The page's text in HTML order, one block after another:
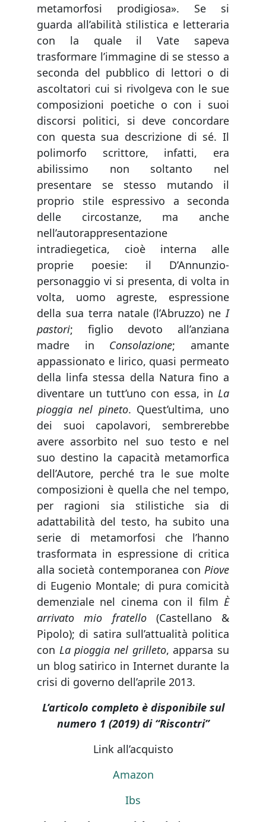
metamorfosi prodigiosa». Se si
guarda all’abilità stilistica e letteraria
con la quale il Vate sapeva
trasformare l’immagine di se stesso a
seconda del pubblico di lettori o di
ascoltatori cui si rivolgeva con le sue
composizioni poetiche o con i suoi
discorsi politici, si deve concordare
con questa sua descrizione di sé. Il
polimorfo scrittore, infatti, era
abilissimo non soltanto nel
presentare se stesso mutando il
proprio stile espressivo a seconda
delle circostanze, ma anche
nell’autorappresentazione
intradiegetica, cioè interna alle
proprie poesie: il D’Annunzio-
personaggio vi si presenta, di volta in
volta, uomo agreste, espressione
della sua terra natale (l’Abruzzo) ne I
pastori; figlio devoto all’anziana
madre in Consolazione; amante
appassionato e lirico, quasi permeato
della linfa stessa della Natura fino a
diventare un tutt’uno con essa, in La
pioggia nel pineto. Quest’ultima, uno
dei suoi capolavori, sembrerebbe
avere assorbito nel suo testo e nel
suo destino la capacità metamorfica
dell’Autore, perché tra le sue molte
composizioni è quella che nel tempo,
per ragioni sia stilistiche sia di
adattabilità del testo, ha subito una
serie di metamorfosi che l’hanno
trasformata in espressione di critica
alla società contemporanea con Piove
di Eugenio Montale; di pura comicità
demenziale nel cinema con il film È
arrivato mio fratello(Castellano &
Pipolo); di satira sull’attualità politica
con La pioggia nel grilleto, apparsa su
un blog satirico in Internet durante la
crisi di governo dell’aprile 2013.
L’articolo completo è disponibile sul
numero 1 (2019) di “Riscontri”
Link all’acquisto
Amazon
Ibs